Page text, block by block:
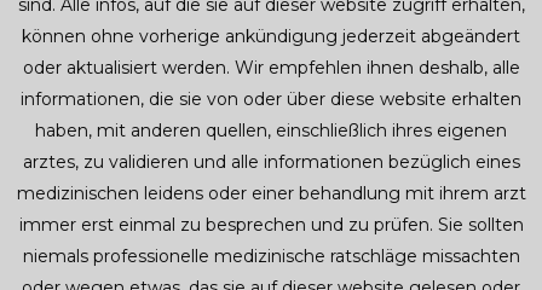
sind. Alle infos, auf die sie auf dieser website zugriff erhalten,
können ohne vorherige ankündigung jederzeit abgeändert
oder aktualisiert werden. Wir empfehlen ihnen deshalb, alle
informationen, die sie von oder über diese website erhalten
haben, mit anderen quellen, einschließlich ihres eigenen
arztes, zu validieren und alle informationen bezüglich eines
medizinischen leidens oder einer behandlung mit ihrem arzt
immer erst einmal zu besprechen und zu prüfen. Sie sollten
niemals professionelle medizinische ratschläge missachten